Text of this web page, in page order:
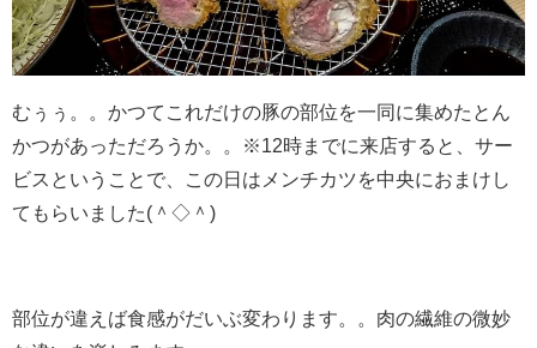
むぅぅ。。かつてこれだけの豚の部位を一同に集めたとん
かつがあっただろうか。。※12時までに来店すると、サー
ビスということで、この日はメンチカツを中央におまけし
てもらいました(＾◇＾)
部位が違えば食感がだいぶ変わります。。肉の繊維の微妙